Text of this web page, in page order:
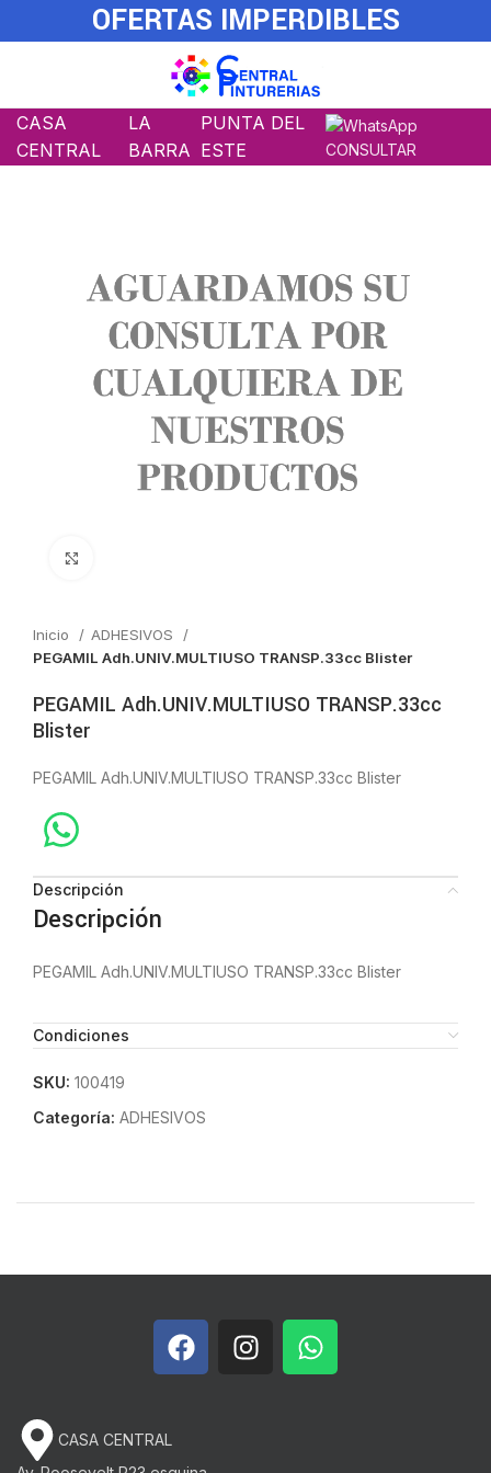
OFERTAS IMPERDIBLES
CASA
CENTRAL
LA
BARRA
PUNTA DEL
ESTE
CONSULTAR
Inicio
ADHESIVOS
PEGAMIL Adh.UNIV.MULTIUSO TRANSP.33cc Blister
PEGAMIL Adh.UNIV.MULTIUSO TRANSP.33cc
Blister
PEGAMIL Adh.UNIV.MULTIUSO TRANSP.33cc Blister
Descripción
Descripción
PEGAMIL Adh.UNIV.MULTIUSO TRANSP.33cc Blister
Condiciones
SKU: 100419
Categoría: ADHESIVOS
CASA CENTRAL